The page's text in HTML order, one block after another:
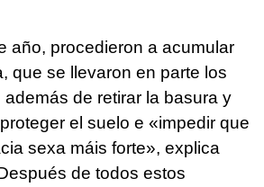
año, procedieron a acumular
que se llevaron en parte los
de retirar la basura y
el suelo e «impedir que
sexa máis forte», explica
de todos estos